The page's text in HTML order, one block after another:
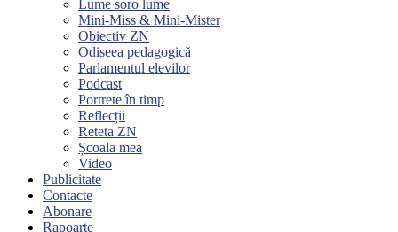
Lume soro lume
Mini-Miss & Mini-Mister
Obiectiv ZN
Odiseea pedagogică
Parlamentul elevilor
Podcast
Portrete în timp
Reflecții
Reteta ZN
Școala mea
Video
Publicitate
Contacte
Abonare
Rapoarte